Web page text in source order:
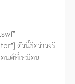
ตัวนี้ชื่อว่าวงรี
อนต์ที่เหมือน